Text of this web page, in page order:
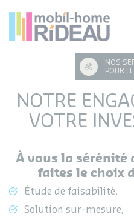
NOS
POUR
NOTRE
VOTRE
À vous la sérénité
faites le choix
Étude de faisabilité,
Solution sur-mesure,